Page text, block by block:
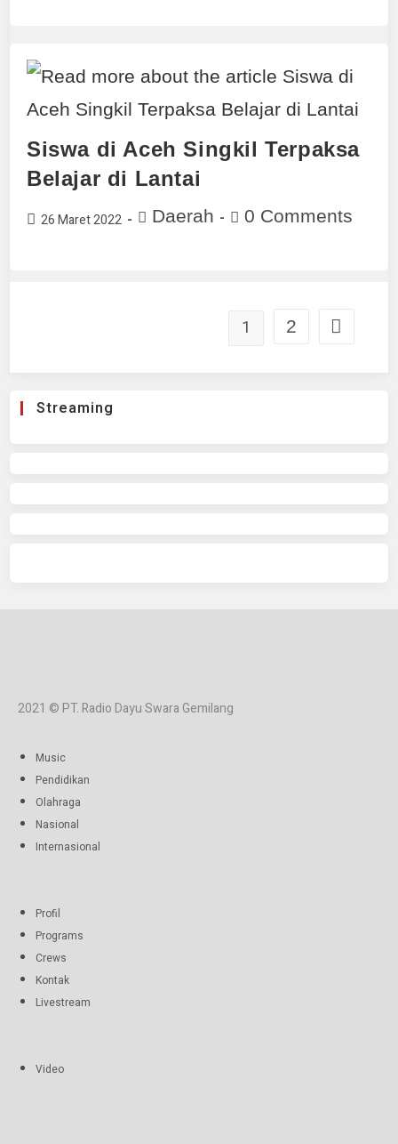
Siswa di Aceh Singkil Terpaksa
Belajar di Lantai
26 Maret 2022 Daerah 0 Comments
1 2
Streaming
2021 © PT. Radio Dayu Swara Gemilang
Music
Pendidikan
Olahraga
Nasional
Internasional
Profil
Programs
Crews
Kontak
Livestream
Video